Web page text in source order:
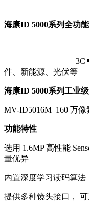
海康ID 5000系列全功能
3C、食药品
件、新能源、光伏等
海康ID 5000系列工业级
MV-ID5016M 160 万像
功能特性
选用 1.6MP 高性能
量优异
内置深度学习读码算法
提供多种镜头接口，